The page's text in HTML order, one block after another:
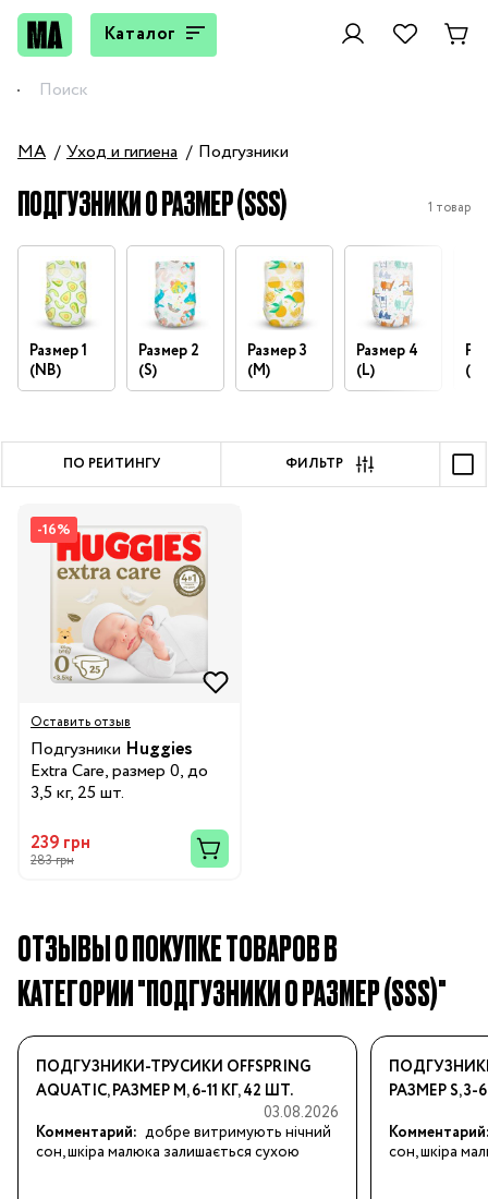
Каталог
MA Уход и гигиена Подгузники
ПОДГУЗНИКИ 0 РАЗМЕР (SSS) 1 товар
Размер 1
(NB)
Размер 2
(S)
Размер 3
(M)
Размер 4
(L)
ПО РЕЙТИНГУ ФИЛЬТР
-16%
Оставить отзыв
Подгузники Huggies
Extra Care, размер 0, до
3,5 кг, 25 шт.
239 грн
283 грн
ОТЗЫВЫ О ПОКУПКЕ ТОВАРОВ В
КАТЕГОРИИ "ПОДГУЗНИКИ 0 РАЗМЕР (SSS)"
ПОДГУЗНИКИ-ТРУСИКИ OFFSPRING
AQUATIC, РАЗМЕР M, 6-11 КГ, 42 ШТ.
03.08.2026
Комментарий: добре витримують нічний
сон, шкіра малюка залишається сухою
ПОДГУЗНИКИ
РАЗМЕР S, 3-
сон, шкіра